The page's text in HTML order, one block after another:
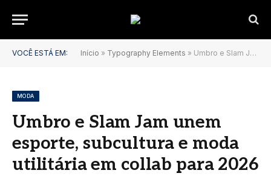
VOCÊ ESTÁ EM: Início » Typography Elements » Umbro e Slam Jam unem esporte, subcultura e moda utilitária em collab para 2026
MODA
Umbro e Slam Jam unem
esporte, subcultura e moda
utilitária em collab para 2026